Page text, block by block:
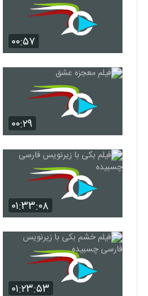
۰۰:۵۷
۰۰:۲۹
۰۱:۳۳:۰۸
۰۱:۲۳:۵۳